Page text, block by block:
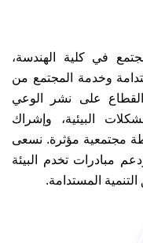
في كلية الهندسة،
وخدمة المجتمع من
على نشر الوعي
البيئية، وإشراك
مجتمعية مؤثرة. نسعى
مبادرات تخدم البيئة
المستدامة.